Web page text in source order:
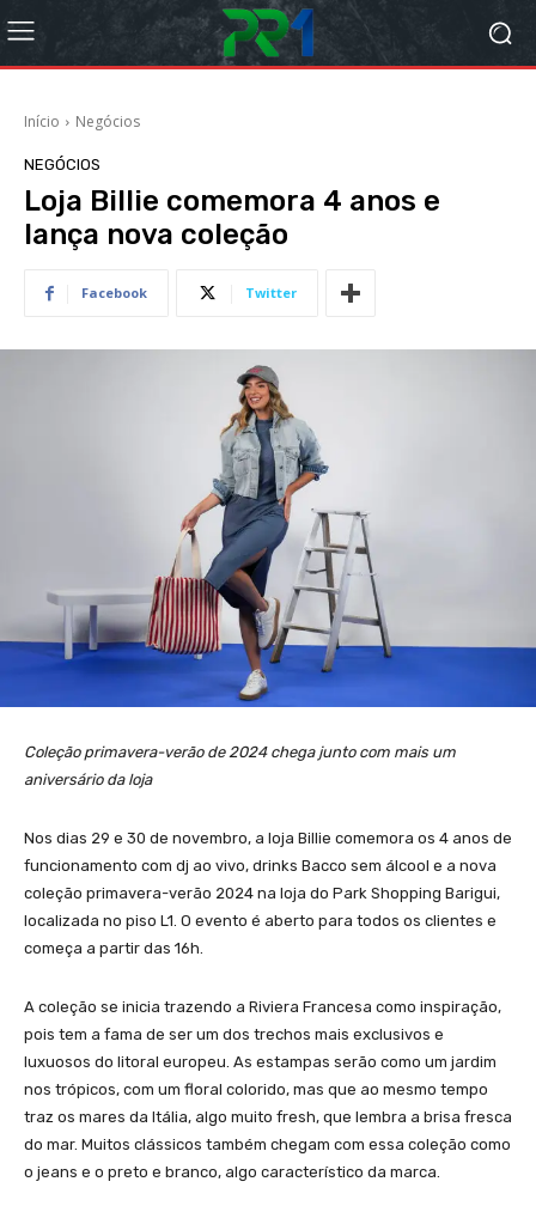
Início Negócios
NEGÓCIOS
Loja Billie comemora 4 anos e
lança nova coleção
Facebook Twitter
Coleção primavera-verão de 2024 chega junto com mais um
aniversário da loja
Nos dias 29 e 30 de novembro, a loja Billie comemora os 4 anos de
funcionamento com dj ao vivo, drinks Bacco sem álcool e a nova
coleção primavera-verão 2024 na loja do Park Shopping Barigui,
localizada no piso L1. O evento é aberto para todos os clientes e
começa a partir das 16h.
A coleção se inicia trazendo a Riviera Francesa como inspiração,
pois tem a fama de ser um dos trechos mais exclusivos e
luxuosos do litoral europeu. As estampas serão como um jardim
nos trópicos, com um floral colorido, mas que ao mesmo tempo
traz os mares da Itália, algo muito fresh, que lembra a brisa fresca
do mar. Muitos clássicos também chegam com essa coleção como
o jeans e o preto e branco, algo característico da marca.